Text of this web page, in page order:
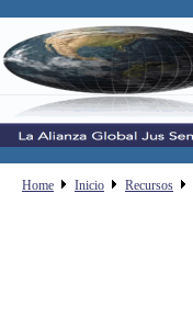
Home Inicio Recursos